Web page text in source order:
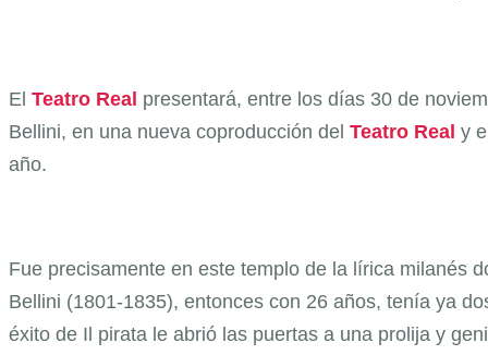
El Teatro Real presentará, entre los días 30 de
Bellini, en una nueva coproducción del Teatro Real y
año.
Fue precisamente en este templo de la lírica milanés
Bellini (1801-1835), entonces con 26 años, tenía ya
éxito de Il pirata le abrió las puertas a una prolija y